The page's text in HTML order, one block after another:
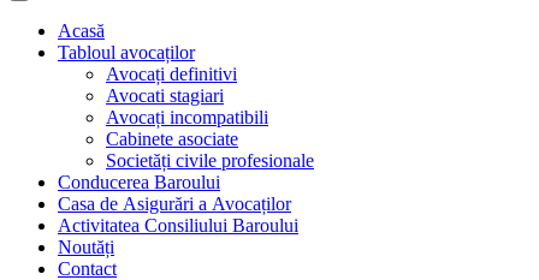
Acasă
Tabloul avocaților
Avocați definitivi
Avocati stagiari
Avocați incompatibili
Cabinete asociate
Societăți civile profesionale
Conducerea Baroului
Casa de Asigurări a Avocaților
Activitatea Consiliului Baroului
Noutăți
Contact